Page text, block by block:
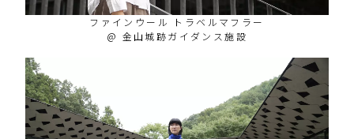
ファインウール トラベルマフラー
@ 金山城跡ガイダンス施設